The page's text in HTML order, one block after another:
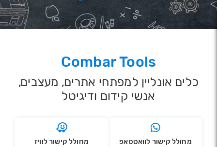
Combar Tools
כלים אונליין למפתחי אתרים, מעצבים,
אנשי קידום ודיגיטל
מחולל קישור לוואטסאפ מחולל קישור לוויז